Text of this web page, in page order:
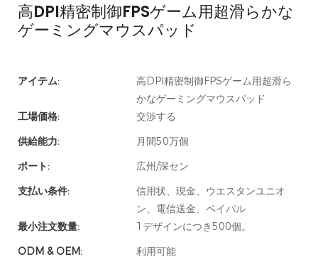
高DPI精密制御FPSゲーム用超滑らかな
ゲーミングマウスパッド
アイテム:
高DPI精密制御FPSゲーム用超滑ら
かなゲーミングマウスパッド
工場価格:
交渉する
供給能力:
月間50万個
ポート:
広州/深セン
支払い条件:
信用状、現金、ウエスタンユニオ
ン、電信送金、ペイパル
最小注文数量:
1デザインにつき500個。
ODM & OEM:
利用可能